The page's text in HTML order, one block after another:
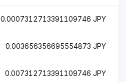
0.0007312713391109746 JPY
0.003656356695554873 JPY
0.007312713391109746 JPY